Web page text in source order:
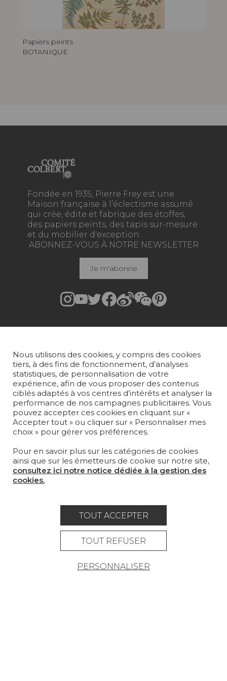
Papiers peints
BOTANIQUE
Fondée en 1935, Pierre Frey est une
Maison française à l’éclectisme assumé
qui crée, édite et fabrique des étoffes,
des papiers peints, des tapis sur-mesure
et du mobilier d'exception.
TISSUS
PAPIERS PEINTS
TAPIS ET MOQUETTES
MOBILIER
PROJETS
SUR-MESURE
MAGAZINE
OÙ NOUS TROUVER ?
ABONNEZ-VOUS À NOTRE NEWSLETTER
Je m'abonne
Nous utilisons des cookies, y compris des cookies
tiers, à des fins de fonctionnement, d’analyses
statistiques, de personnalisation de votre
expérience, afin de vous proposer des contenus
ciblés adaptés à vos centres d’intérêts et analyser la
performance de nos campagnes publicitaires. Vous
pouvez accepter ces cookies en cliquant sur «
Accepter tout » ou cliquer sur « Personnaliser mes
choix » pour gérer vos préférences.
Pour en savoir plus sur les catégories de cookies
ainsi que sur les émetteurs de cookie sur notre site,
consultez ici notre notice dédiée à la gestion des
cookies.
TOUT ACCEPTER
TOUT REFUSER
PERSONNALISER